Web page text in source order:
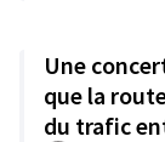
Une
que la
du trafic